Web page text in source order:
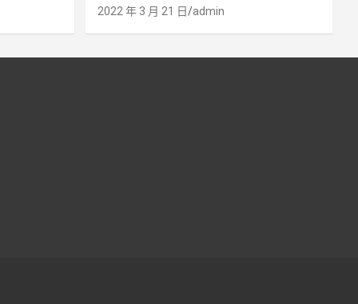
2022 年 3 月 21 日 admin